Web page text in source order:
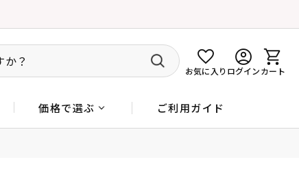
お気に入りログインカート
価格で選ぶ ご利用ガイド